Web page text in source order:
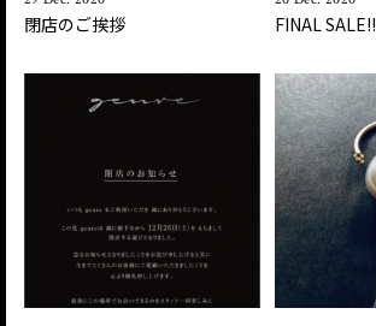
閉店のご挨拶 FINAL SALE!!